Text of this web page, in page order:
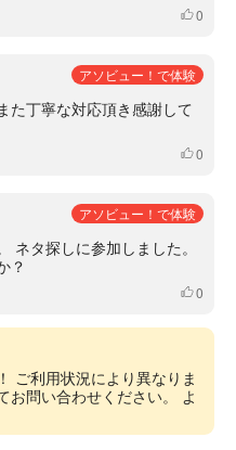
いいね
0
アソビュー！で体験
丁寧な対応頂き感謝して
いいね
0
アソビュー！で体験
ネタ探しに参加しました。
？
いいね
0
ご利用状況により異なりま
お問い合わせください。 よ